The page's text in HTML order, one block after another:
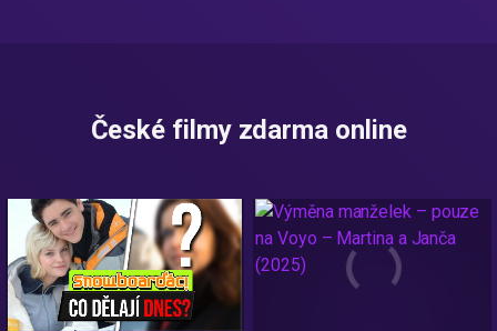
České filmy zdarma online